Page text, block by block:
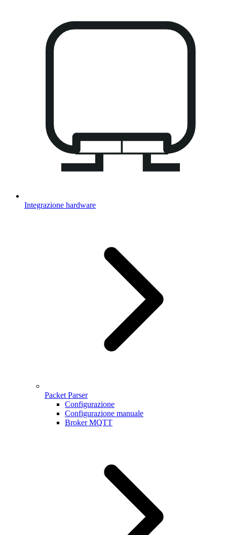
Integrazione hardware
Packet Parser
Configurazione
Configurazione manuale
Broker MQTT